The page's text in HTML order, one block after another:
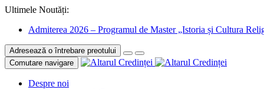
Ultimele Noutăți:
Admiterea 2026 – Programul de Master „Istoria și Cultura
Adresează o întrebare preotului
Comutare navigare
Despre noi